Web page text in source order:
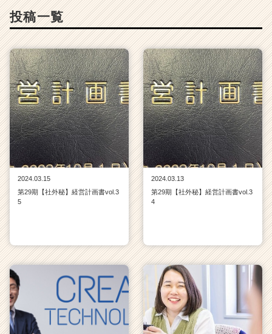
投稿一覧
2024.03.15
第29期【社外秘】経営計画書vol.3
5
2024.03.13
第29期【社外秘】経営計画書vol.3
4